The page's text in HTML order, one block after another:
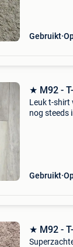
Gebruikt
★ M92 -
Leuk t-shirt
nog steeds
Gebruikt
★ M92 -